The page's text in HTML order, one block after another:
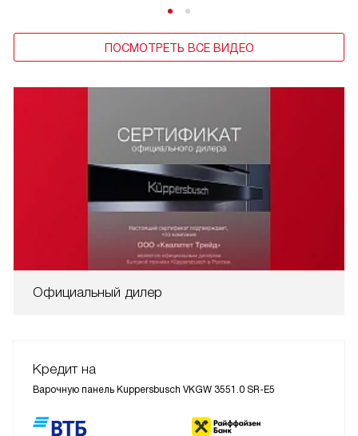
ПОСМОТРЕТЬ ВСЕ ВИДЕО
Официальный дилер
Кредит на
Варочную панель Kuppersbusch VKGW 3551.0 SR-E5